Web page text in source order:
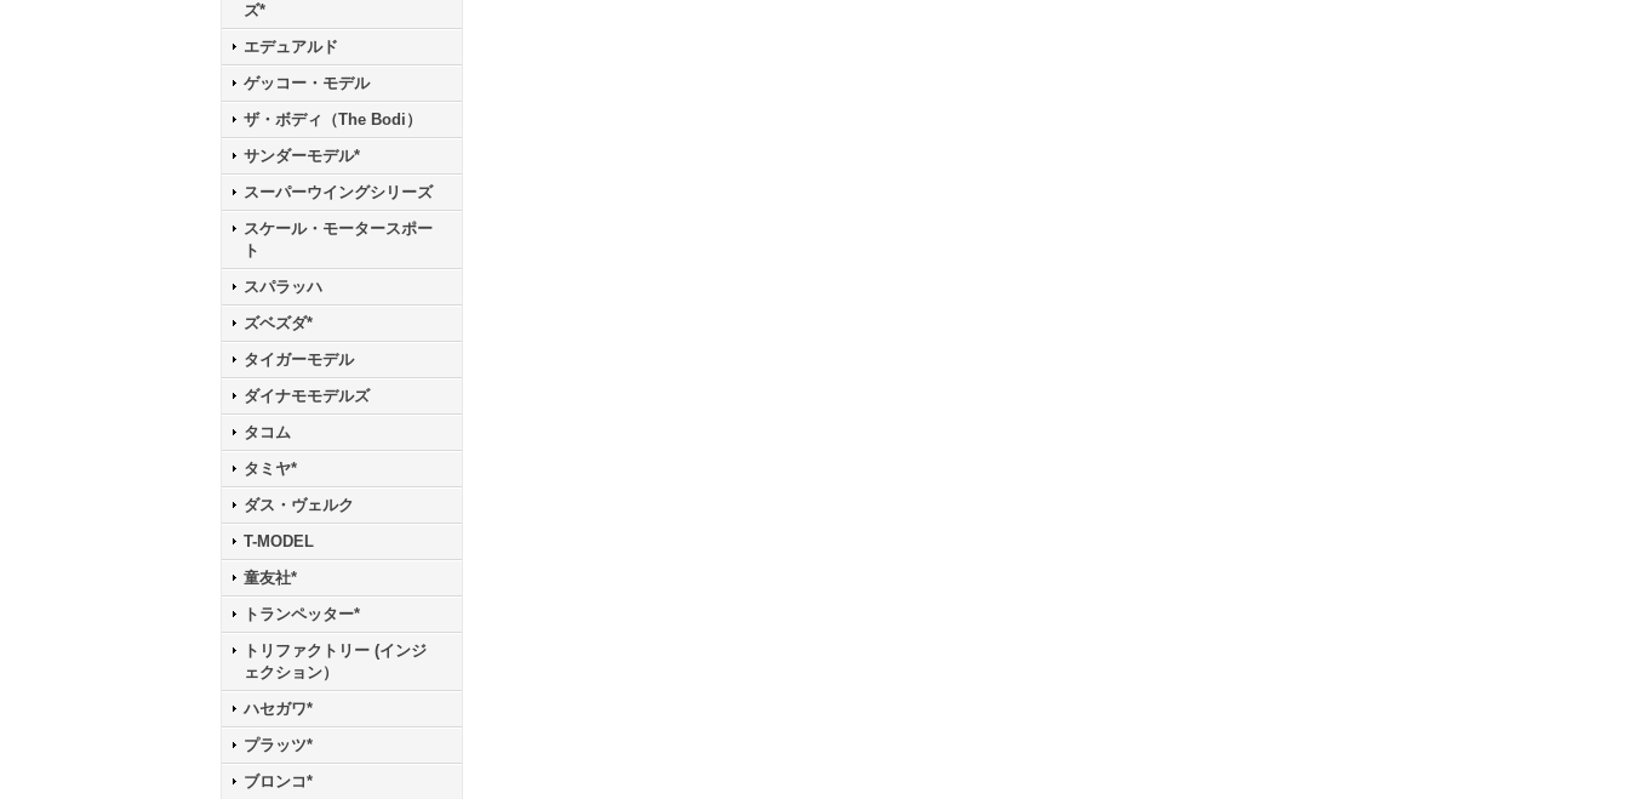
ズ*
エデュアルド
ゲッコー・モデル
ザ・ボディ（The Bodi）
サンダーモデル*
スーパーウイングシリーズ
スケール・モータースポー
ト
スパラッハ
ズベズダ*
タイガーモデル
ダイナモモデルズ
タコム
タミヤ*
ダス・ヴェルク
T-MODEL
童友社*
トランペッター*
トリファクトリー (インジ
ェクション）
ハセガワ*
プラッツ*
ブロンコ*